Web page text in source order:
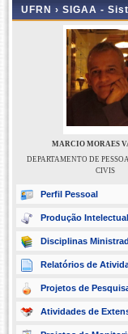
UFRN › SIGAA -
MARCIO MORAES
DEPARTAMENTO DE
CIVIS
Perfil Pessoal
Produção Intelectual
Disciplinas
Relatórios de
Projetos de
Atividades de